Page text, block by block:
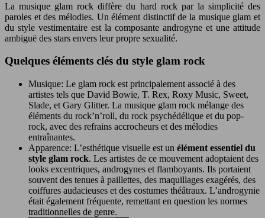
La musique glam rock diffère du hard rock par la simplicité des
paroles et des mélodies. Un élément distinctif de la musique glam et
du style vestimentaire est la composante androgyne et une attitude
ambiguë des stars envers leur propre sexualité.
Quelques éléments clés du style glam rock
Musique: Le glam rock est principalement associé à des
artistes tels que David Bowie, T. Rex, Roxy Music, Sweet,
Slade, et Gary Glitter. La musique glam rock mélange des
éléments du rock’n’roll, du rock psychédélique et du pop-
rock, avec des refrains accrocheurs et des mélodies
entraînantes.
Apparence: L’esthétique visuelle est un élément essentiel du
style glam rock. Les artistes de ce mouvement adoptaient des
looks excentriques, androgynes et flamboyants. Ils portaient
souvent des tenues à paillettes, des maquillages exagérés, des
coiffures audacieuses et des costumes théâtraux. L’androgynie
était également fréquente, remettant en question les normes
traditionnelles de genre.